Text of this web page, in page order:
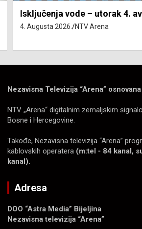
Isključenja vode – utorak 4.
4. Augusta 2026. NTV Arena
Nezavisna Televizija “Arena”
NTV „Arena“ digitalnim zemaljskim
Bosne i Hercegovine.
Takođe, Nezavisna televizija “Arena”
kablovskih operatera (m:tel - 84 kanal,
kanal).
Adresa
DOO “Astra Media” Bijeljina
Nezavisna televizija “Arena”